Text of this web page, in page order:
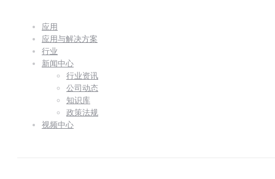
应用
应用与解决方案
行业
新闻中心
行业资讯
公司动态
知识库
政策法规
视频中心